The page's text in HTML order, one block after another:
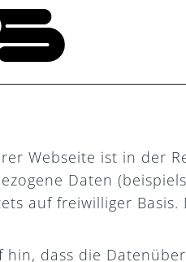
Webseite ist in der
Daten
auf freiwilliger
hin, dass die